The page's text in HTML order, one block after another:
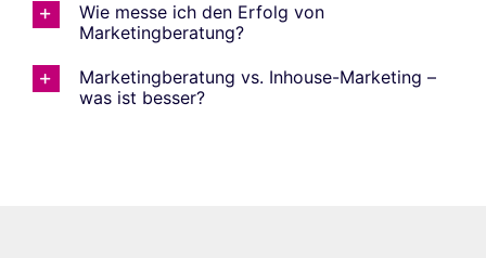
Wie messe ich den Erfolg von
Marketingberatung?
Marketingberatung vs. Inhouse-Marketing –
was ist besser?